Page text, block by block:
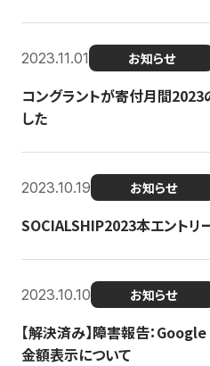
2023.11.01 お知らせ
コングラントが寄付月間2023
した
2023.10.19 お知らせ
SOCIALSHIP2023本エントリ
2023.10.10 お知らせ
【解決済み】障害報告：
金額表示について